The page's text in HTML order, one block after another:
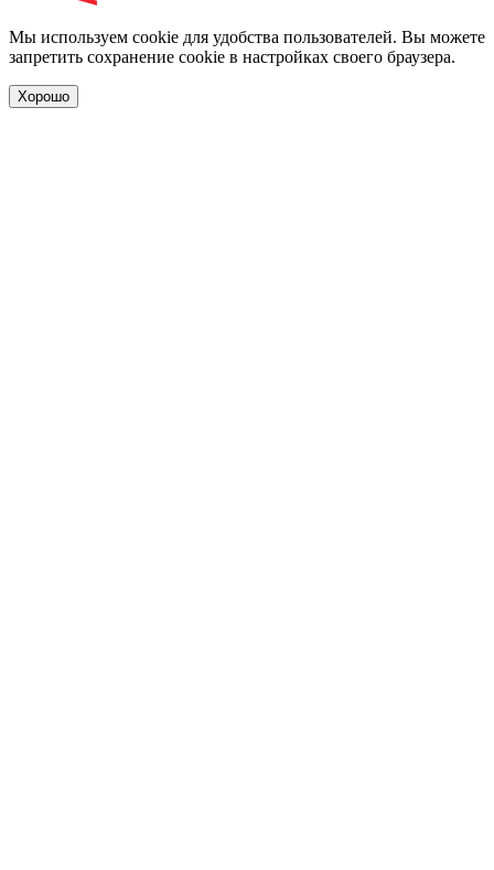
Мы используем cookie для удобства пользователей. Вы можете
запретить сохранение cookie в настройках своего браузера.
Хорошо